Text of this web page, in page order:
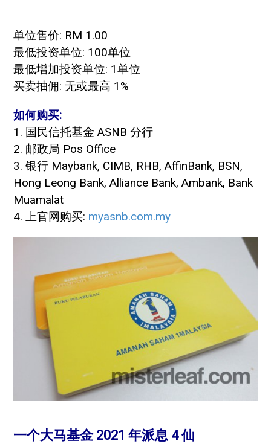
单位售价: RM 1.00
最低投资单位: 100单位
最低增加投资单位: 1单位
买卖抽佣: 无或最高 1%
如何购买:
1. 国民信托基金 ASNB 分行
2. 邮政局 Pos Office
3. 银行 Maybank, CIMB, RHB, AffinBank, BSN,
Hong Leong Bank, Alliance Bank, Ambank, Bank
Muamalat
4. 上官网购买: myasnb.com.my
一个大马基金 2021 年派息 4 仙